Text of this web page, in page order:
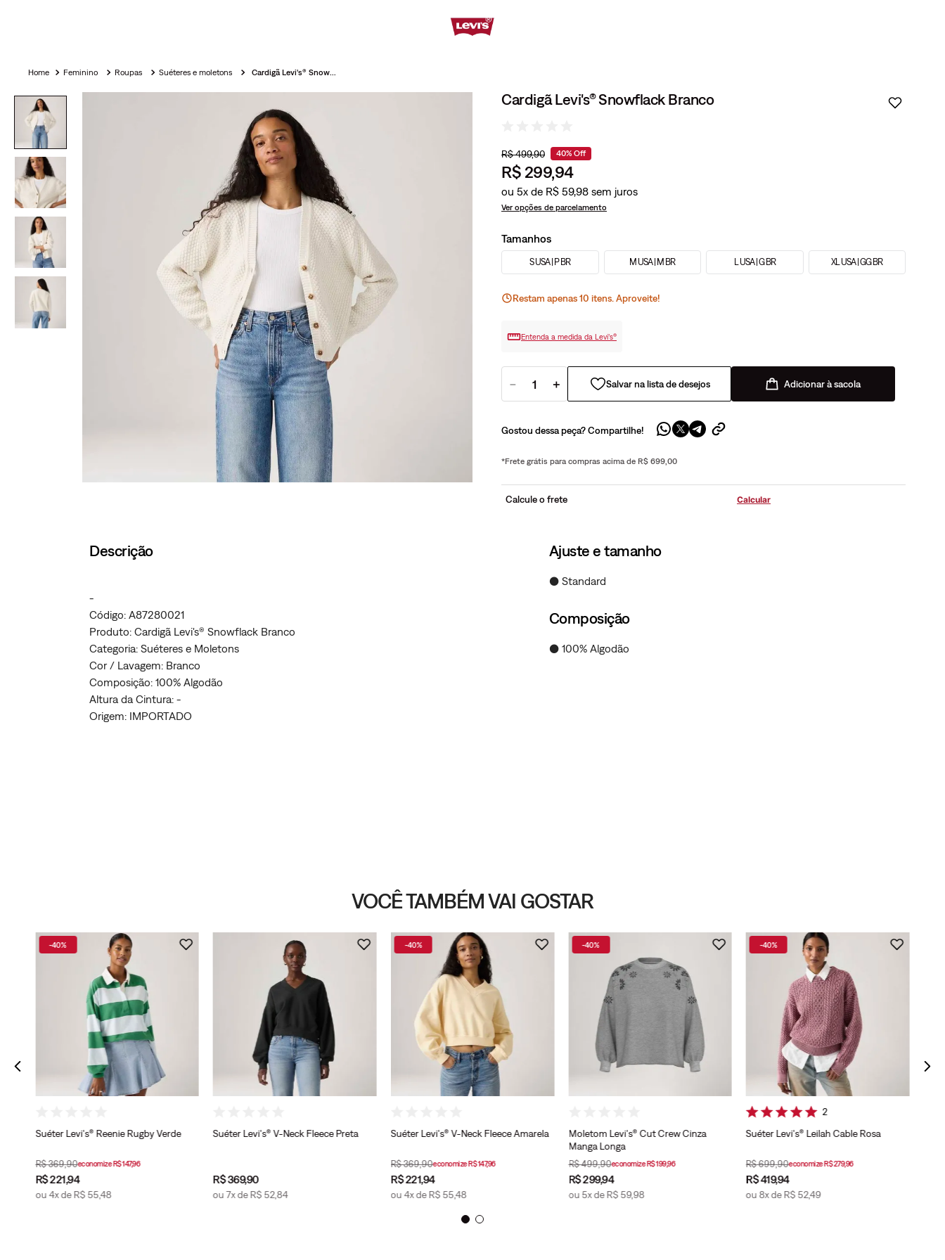
Feminino Roupas Suéteres e moletons Cardigã Levi's® Snowflack Branco
Cardigã Levi's® Snowflack Branco
R$499,90 40% Off
R$ 299,94
ou 5x de R$ 59,98
Ver opções de parcelamento
Tamanhos
S USA | P BR M USA | M BR L USA | G BR XL USA | GG BR
Restam apenas10 itens. Aproveite!
Entenda a medida da Levi’s®
＋
－ Adicionar à sacola
Gostou dessa peça? Compartilhe!
*Frete grátis para compras acima de R$ 699,00
Calcule o frete
Descrição
-
Código: A87280021
Produto: Cardigã Levi's® Snowflack Branco
Categoria: Suéteres e Moletons
Cor / Lavagem: Branco
Composição: 100% Algodão
Altura da Cintura: -
Origem: IMPORTADO
Ajuste e tamanho
● Standard
Composição
● 100% Algodão
VOCÊ TAMBÉM VAI GOSTAR
-40%
Suéter Levi's® Reenie Rugby Verde
R$ 369,90economizeR$147,96
R$221,94
ou4x deR$ 55,48
Suéter Levi's® V-Neck Fleece Preta
R$369,90
ou7x deR$ 52,84
-40%
Suéter Levi's® V-Neck Fleece Amarela
R$ 369,90economizeR$147,96
R$221,94
ou4x deR$ 55,48
-40%
Moletom Levi's® Cut Crew Cinza
Manga Longa
R$ 499,90economizeR$199,96
R$299,94
ou 5x deR$ 59,98
-40%
2
Suéter Levi's® Leilah Cable Rosa
R$ 699,90economizeR$279,96
R$419,94
ou 8x deR$ 52,49